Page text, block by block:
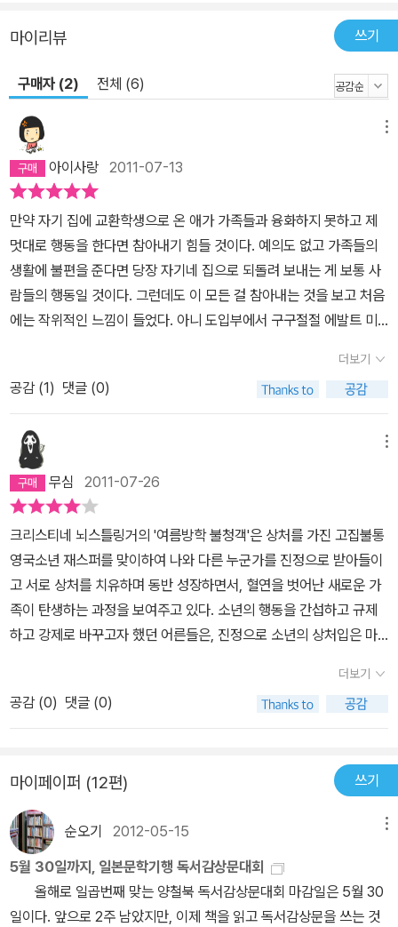
마음의 벽을 두드린다. 아이들이 하는 모든 행동에는 저마다의 사연
과 이유가 있고, 이를 마음으로 받아 안았을 때 마음의 벽 너머에 숨어
을 버리는 과정에서 에발트 가족은 서로의 진짜 모습을 이해하고 성
장한다. 사춘기를 겪는 아이들과 부모에게 ‘정말 의미 있는 소통’은 진
짜 자신을 알고 표현하는 것, 서로 그 모습을 인정하는 과정이라는 걸
이 책은 잘 말해주고 있다. 재스퍼와 에발트 가족이 소통하며 성장하
는 과정을 보면서 이 책을 읽는 독자들에게 나 자신과 우리 가족, 내
주변에 있는 사람들을 자연스럽게 마주하게 된다. 십대들은 재스퍼와
에발트, 빌레가 하는 말 한마디 한마디에 대리만족을 얻을 것이고 어
른들은 혹시 아이들을 대할 때 그 가치관을 존중하고 한 인격체로 대
하지 않고 소유물로 여기고 있진 않았는지 돌아보게 된다. 독일에서
이 책이 갈등 해결과 소통을 위한 중학생 읽기 교재로 가장 많이 추천
한 청소년 소설 《여름방학 불청객》 곳곳에 눈에 띄는 뇌스틀링거의
아이들을 대하는 관점은 두고두고 곱씹어 볼만하다. 뇌스틀링거는 어
른들이 가벼운 체벌 정도로 여기는 폭력이 실제로 아이들에게는 무시
무시한 공포로 다가온다는 것, 상대방을 있는 그대로 받아들일 줄 모
르고 갖고 있는 기대치를 확인해야 마음을 주는 어른들의 모습을 십
대들의 입을 빌려 꼬집는다. 뇌스틀링거는 청소년을 하나의 인격체로
존중해야 한다는 생각을 예리하면서도 따뜻하게 이야기하고 있다. 그
리고 이 책을 보고 있으면 20년 전에 쓴 책에다가 유럽 소설이라고
믿기지 않을 정도로 우리와 비슷하다는 걸 느낀다. 부모들의 불타는
교육열에 시달리고, 학교 성적 때문에 야단맞고, 영어 때문에 소중한
방학을 고스란히 바쳐야 하는 에발트와 친구들의 모습은 한국 청소년
들과 꼭 닮았다. 문화적 차이를 거의 인식하지 못하고 이야기에 몰입
할 수 있는 것도 이 책이 지닌 큰 장점이다. 사춘기에 접어드는 십대들
나눌 수 있는 훌륭한 소통의 연결고리가 되기를 바란다.
마이리뷰 쓰기
구매자 (2) 전체 (6)
아이사랑 2011-07-13
만약 자기 집에 교환학생으로 온 애가 가족들과 융화하지 못하고 제
멋대로 행동을 한다면 참아내기 힘들 것이다. 예의도 없고 가족들의
생활에 불편을 준다면 당장 자기네 집으로 되돌려 보내는 게 보통 사
람들의 행동일 것이다. 그런데도 이 모든 걸 참아내는 것을 보고 처음
에는 작위적인 느낌이 들었다. 아니 도입부에서 구구절절 에발트 미
심을 놓치고 있는 것은 아닌가하는 의구심이 들었다. 그런데 이 모든
것들이 나중에 알고 보니 하나의 장치들이었다. 에발트의 엄마와 아
빠가 재피터 같은 괴물을 껴안아주고 품어줄 수 있는 이유들을 미리
암시하고 있는 장치였다. 자식의 성적에 연연하고 성적을 올리기 위
해 극성인 엄마, 자식의 교육 문제 때문에 자신의 생활이 간섭 받는 게
싫어 부인의 교육 방식에 무조건 적으로 찬성을 보내는 아빠. 이런 부
모를 서운하게 생각하는 자녀들. 평화로워 보이는 가정 내에 적지 않
는 갈등들이 내재해 있다. 그들은 서로를 사랑이라는 이름으로 옭아
매면서 서운한 감정들을 느끼지만 아무도 그걸 드러내놓고 표출하지
않는다. 그런데 이런 것들을 적나라하게 재피터가 표출을 한다. 장치
는 아주 잘 돼 있다. 교환학생으로 온 재피터는 영국인이다. 평온한 오
스트리아 가정에 와서 분란을 일으키는데 여기서 문화적 차이를 통해
인간들 내에 형성돼 있는 벽을 자연스럽게 부각시켜준다. 이해할 수
없는 재피터의 행동을 재피터 개인의 잘못으로 지적하지 않고 영국인
의 부모는 훌륭한 부모이다. 부모의 역할을 제대로 수행해 내는 성인
들이다. 그렇기 때문에 문제아로 지적할 수 있는 재피터를 회피하지
않고 정면에 부딪치면서 돌파구를 찾아내는 것이다. 우리나라 부모들
중에 과연 에발트의 부모처럼 부모자격을 갖춘 사람들이 몇이나 될
까? 솔직히 나도 자녀를 키운 부모지만 에발트의 부모처럼 자격이 충
분해 보이지는 않는 것 같다.우선 나만 같아도 재피터 같은 아이를 본
다면 회피하려 할 것이다. 그런데 문제적인 인간을 회피하지 않고 사
더보기
공감 (1) 댓글 (0)
무심 2011-07-26
크리스티네 뇌스틀링거의 '여름방학 불청객'은 상처를 가진 고집불통
영국소년 재스퍼를 맞이하여 나와 다른 누군가를 진정으로 받아들이
고 서로 상처를 치유하며 동반 성장하면서, 혈연을 벗어난 새로운 가
족이 탄생하는 과정을 보여주고 있다. 소년의 행동을 간섭하고 규제
하고 강제로 바꾸고자 했던 어른들은, 진정으로 소년의 상처입은 마
랑을 베푼다. 내가 첫번째로 찡한 감동의 눈물을 흘린 대목이다. 그냥
소년이 원하는대로 조건없는, 아무 이유없는, 원하는 그대로를 수용
하며 지지해 주는 모습에서 말이다.그래서 에발트가 엄마를 향해 퍼
서 내가 갖고 있는 기대치를 확인해야 내 마음을 주는 거지. 그냥 있는
그대로 사랑할 수 없는거야'라는 말은 그냥 흘러듣기엔 찔리는 게 많
다.나 또한 나와 다른 사람을 어떻게 대하고 있는지 뒤돌아보게 된다.
내가 원하는대로 바꾸고 싶어하지는 않은지, 내가 정한 틀 안에 있는
사람만 이해하고 있지 않은지, 도움의 신호를 보내고 자기를 다시 데
려가기를 기다리는 누군가를 외면하고 있지는 않은지 말이다.
더보기
공감 (0) 댓글 (0)
마이페이퍼 (12편) 쓰기
순오기 2012-05-15
5월 30일까지, 일본문학기행 독서감상문대회
올해로 일곱번째 맞는 양철북 독서감상문대회 마감일은 5월 30
일이다. 앞으로 2주 남았지만, 이제 책을 읽고 독서감상문을 쓰는 것